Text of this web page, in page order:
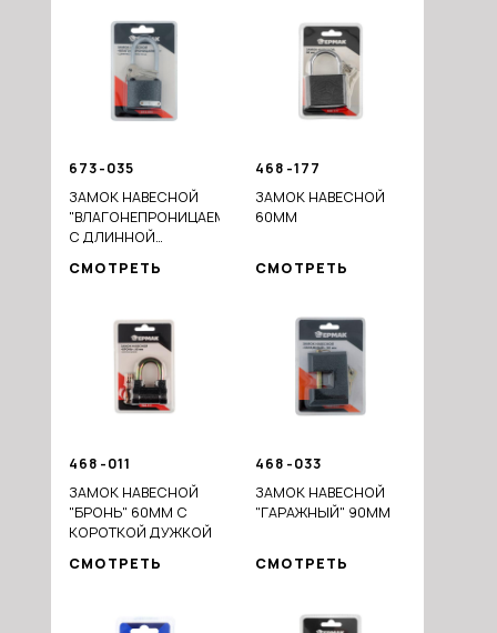
673-035
ЗАМОК НАВЕСНОЙ
"ВЛАГОНЕПРОНИЦАЕМЫЙ",
С ДЛИННОЙ
СМОТРЕТЬ
468-177
ЗАМОК НАВЕСНОЙ
60ММ
СМОТРЕТЬ
468-011
ЗАМОК НАВЕСНОЙ
"БРОНЬ" 60ММ С
КОРОТКОЙ ДУЖКОЙ
СМОТРЕТЬ
468-033
ЗАМОК НАВЕСНОЙ
"ГАРАЖНЫЙ" 90ММ
СМОТРЕТЬ